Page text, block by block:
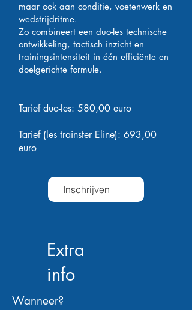
maar ook aan conditie, voetenwerk en
wedstrijdritme.
Zo combineert een duo-les technische
ontwikkeling, tactisch inzicht en
trainingsintensiteit in één efficiënte en
doelgerichte formule.
Tarief duo-les: 580,00 euro
Tarief (les trainster Eline): 693,00
euro
Inschrijven
Extra
info
Wanneer?